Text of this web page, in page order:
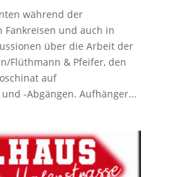
während der
Fankreisen und auch in
über die Arbeit der
Flüthmann & Pfeifer, den
auf
-Abgängen. Aufhänger...